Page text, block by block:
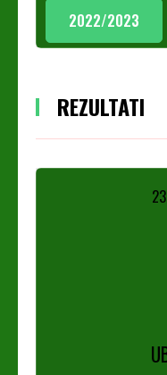
2022/2023
REZULTATI